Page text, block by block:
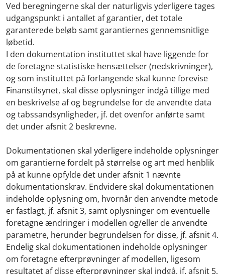
Ved beregningerne skal der naturligvis yderligere tages
udgangspunkt i antallet af garantier, det totale
garanterede beløb samt garantiernes gennemsnitlige
løbetid.
I den dokumentation instituttet skal have liggende for
de foretagne statistiske hensættelser (nedskrivninger),
og som instituttet på forlangende skal kunne forevise
Finanstilsynet, skal disse oplysninger indgå tillige med
en beskrivelse af og begrundelse for de anvendte data
og tabssandsynligheder, jf. det ovenfor anførte samt
det under afsnit 2 beskrevne.
Dokumentationen skal yderligere indeholde oplysninger
om garantierne fordelt på størrelse og art med henblik
på at kunne opfylde det under afsnit 1 nævnte
dokumentationskrav. Endvidere skal dokumentationen
indeholde oplysning om, hvornår den anvendte metode
er fastlagt, jf. afsnit 3, samt oplysninger om eventuelle
foretagne ændringer i modellen og/eller de anvendte
parametre, herunder begrundelsen for disse, jf. afsnit 4.
Endelig skal dokumentationen indeholde oplysninger
om foretagne efterprøvninger af modellen, ligesom
resultatet af disse efterprøvninger skal indgå, jf. afsnit 5.